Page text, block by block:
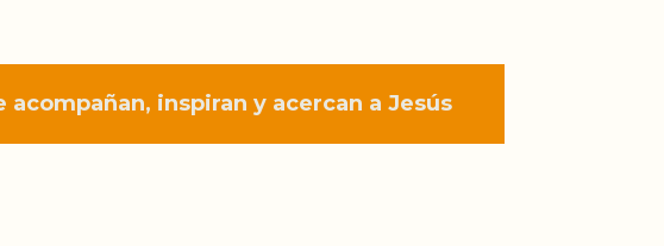
inspiran y acercan a Jesús